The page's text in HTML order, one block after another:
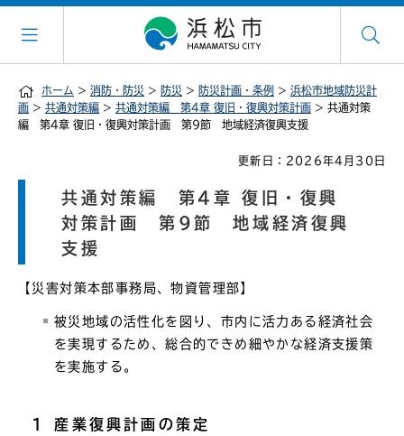
ホーム > 消防・防災 > 防災 > 防災計画・条例 > 浜松市地域防災計
画 > 共通対策編 > 共通対策編 第4章 復旧・復興対策計画 > 共通対策
編 第4章 復旧・復興対策計画 第9節 地域経済復興支援
更新日：2026年4月30日
共通対策編 第4章 復旧・復興
対策計画 第9節 地域経済復興
支援
【災害対策本部事務局、物資管理部】
被災地域の活性化を図り、市内に活力ある経済社会
を実現するため、総合的できめ細やかな経済支援策
を実施する。
1 産業復興計画の策定